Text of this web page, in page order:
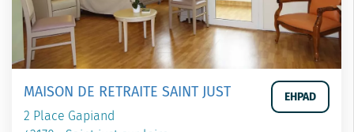
MAISON DE RETRAITE SAINT JUST
2 Place Gapiand
EHPAD